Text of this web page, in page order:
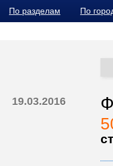
По разделам По
19.03.2016